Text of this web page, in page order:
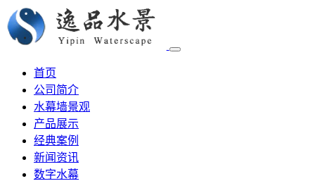
首页
公司简介
水幕墙景观
产品展示
经典案例
新闻资讯
数字水幕